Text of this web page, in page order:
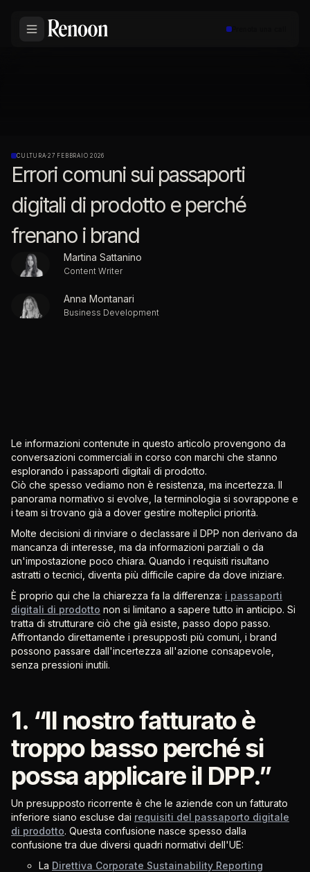
CULTURA·27 FEBBRAIO 2026
Errori comuni sui passaporti
digitali di prodotto e perché
frenano i brand
Martina Sattanino
Content Writer
Anna Montanari
Business Development
Le informazioni contenute in questo articolo provengono da
conversazioni commerciali in corso con marchi che stanno
esplorando i passaporti digitali di prodotto.
Ciò che spesso vediamo non è resistenza, ma incertezza. Il
panorama normativo si evolve, la terminologia si sovrappone e
i team si trovano già a dover gestire molteplici priorità.
Molte decisioni di rinviare o declassare il DPP non derivano da
mancanza di interesse, ma da informazioni parziali o da
un'impostazione poco chiara. Quando i requisiti risultano
astratti o tecnici, diventa più difficile capire da dove iniziare.
È proprio qui che la chiarezza fa la differenza: i passaporti
digitali di prodotto non si limitano a sapere tutto in anticipo. Si
tratta di strutturare ciò che già esiste, passo dopo passo.
Affrontando direttamente i presupposti più comuni, i brand
possono passare dall'incertezza all'azione consapevole,
senza pressioni inutili.
1. “Il nostro fatturato è
troppo basso perché si
possa applicare il DPP.”
Un presupposto ricorrente è che le aziende con un fatturato
inferiore siano escluse dai requisiti del passaporto digitale
di prodotto. Questa confusione nasce spesso dalla
confusione tra due diversi quadri normativi dell'UE:
La Direttiva Corporate Sustainability Reporting